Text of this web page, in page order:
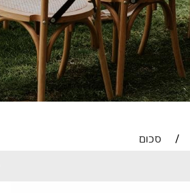
/ סכום